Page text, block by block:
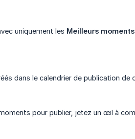
uniquement les Meilleurs
dans le calendrier de publication
pour publier, jetez un œil à